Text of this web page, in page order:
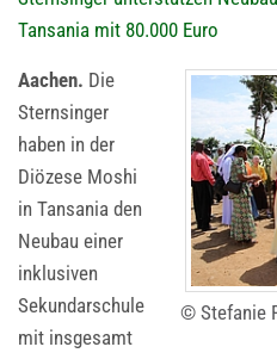
Tansania mit 80.000 Euro
© Stefanie
Aachen. Die
Sternsinger
haben in der
Diözese Moshi
in Tansania den
Neubau einer
inklusiven
Sekundarschule
mit insgesamt